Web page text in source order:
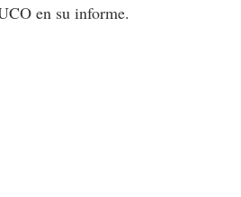
en su informe.